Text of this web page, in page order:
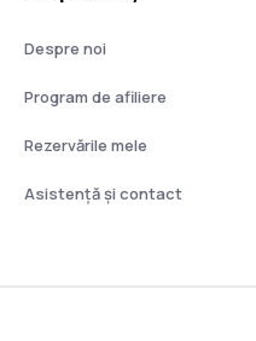
Despre noi
Program de afiliere
Rezervările mele
Asistenţă şi contact